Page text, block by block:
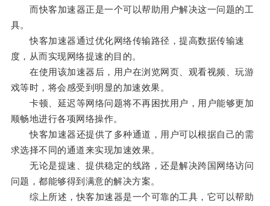
而快客加速器正是一个可以帮助用户解决这一问题的工
具。
快客加速器通过优化网络传输路径，提高数据传输速
度，从而实现网络提速的目的。
在使用该加速器后，用户在浏览网页、观看视频、玩游
戏等时，将会感受到明显的加速效果。
卡顿、延迟等网络问题将不再困扰用户，用户能够更加
顺畅地进行各项网络操作。
快客加速器还提供了多种通道，用户可以根据自己的需
求选择不同的通道来实现加速效果。
无论是提速、提供稳定的线路，还是解决跨国网络访问
问题，都能够得到满意的解决方案。
综上所述，快客加速器是一个可靠的工具，它可以帮助